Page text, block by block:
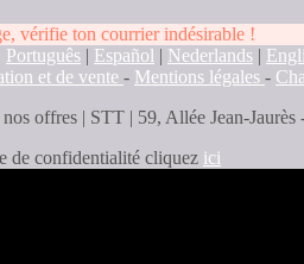
vérifie ton courrier indésirable !
Português | Español | Nederlands |
et de vente - Mentions légales -
offres | STT | 59, Allée Jean-
de confidentialité cliquez ici